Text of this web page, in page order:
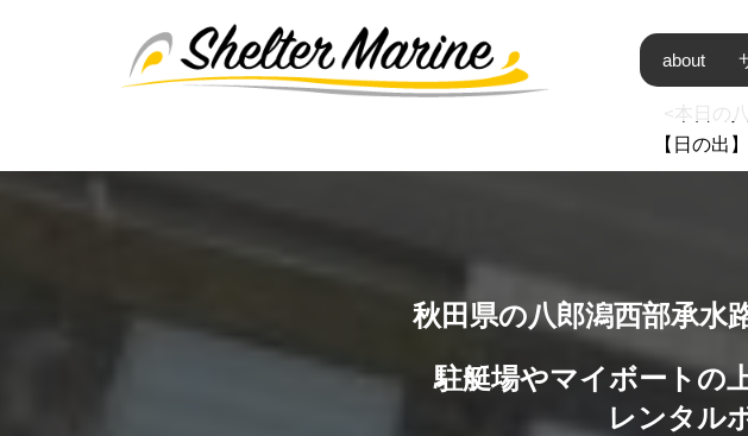
へ
about
<本日の
【日の出
秋田県の八郎潟西部承水
駐艇場やマイボートの
レンタル